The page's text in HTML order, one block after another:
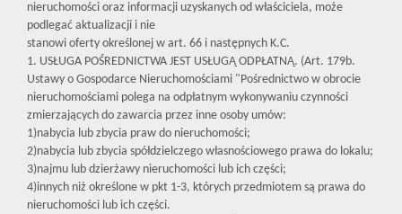
nieruchomości oraz informacji uzyskanych od właściciela, może
podlegać aktualizacji i nie
stanowi oferty określonej w art. 66 i następnych K.C.
1. USŁUGA POŚREDNICTWA JEST USŁUGĄ ODPŁATNĄ. (Art. 179b.
Ustawy o Gospodarce Nieruchomościami "Pośrednictwo w obrocie
nieruchomościami polega na odpłatnym wykonywaniu czynności
zmierzających do zawarcia przez inne osoby umów:
1)nabycia lub zbycia praw do nieruchomości;
2)nabycia lub zbycia spółdzielczego własnościowego prawa do lokalu;
3)najmu lub dzierżawy nieruchomości lub ich części;
4)innych niż określone w pkt 1-3, których przedmiotem są prawa do
nieruchomości lub ich części.